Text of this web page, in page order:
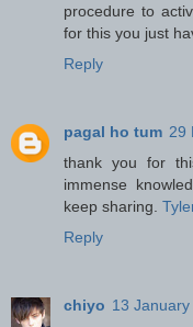
procedure to
for this you just
Reply
pagal ho tum 29
thank you for
immense
keep sharing.
Reply
chiyo 13